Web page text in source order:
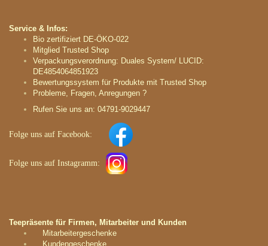
Service & Infos:
Bio zertifiziert DE-ÖKO-022
Mitglied Trusted Shop
Verpackungsverordnung: Duales System/ LUCID:
DE4854064851923
Bewertungssystem für Produkte mit Trusted Shop
Probleme, Fragen, Anregungen ?
Rufen Sie uns an: 04791-9029447
Folge uns auf Facebook:
Folge uns auf Instagramm:
Teepräsente für Firmen, Mitarbeiter und Kunden
Mitarbeitergeschenke
Kundengeschenke